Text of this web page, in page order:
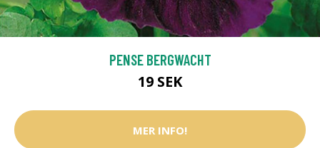
PENSE BERGWACHT
19 SEK
MER INFO!